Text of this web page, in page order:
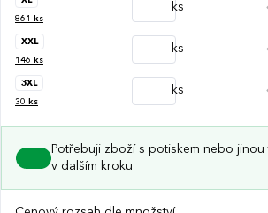
861 ks
ks
XXL
146 ks
ks
3XL
30 ks
ks
Potřebuji zboží s potiskem nebo
v dalším kroku